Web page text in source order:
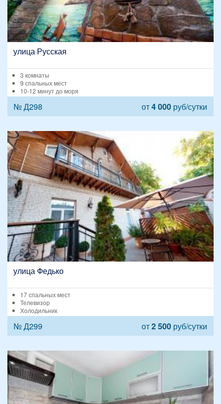
улица Русская
3 комнаты
9 спальных мест
10-12 минут до моря
№ Д298 от4 000 руб/сутки
улица Федько
17 спальных мест
Телевизор
Холодильник
№ Д299 от2 500 руб/сутки